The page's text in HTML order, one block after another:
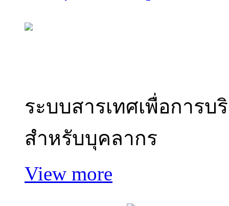
ระบบสารเทศเพื่อการบ
สำหรับบุคลากร
View more